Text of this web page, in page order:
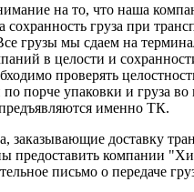
на то, что наша
сохранность груза при
грузы мы сдаем на
в целости и
проверять
порче упаковки и груза во
именно ТК.
заказывающие доставку
предоставить компании
письмо о передаче